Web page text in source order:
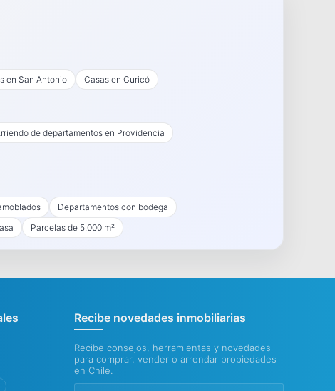
en San Antonio Casas en Curicó
de departamentos en Providencia
Departamentos con bodega
Parcelas de 5.000 m²
Recibe novedades inmobiliarias
Recibe consejos, herramientas y novedades
para comprar, vender o arrendar propiedades
en Chile.